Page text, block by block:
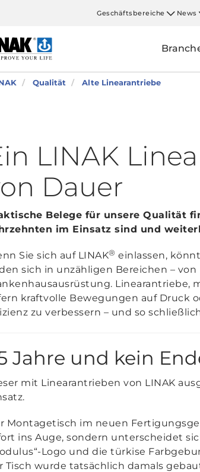
Geschäftsbereiche News
Qualität Alte Linearantriebe
LINAK
Dauer
Belege für unsere Qualität
im Einsatz sind und
Sie sich auf LINAK® einlassen,
sich in unzähligen Bereichen –
Linearantriebe,
kraftvolle Bewegungen auf Druck
zu verbessern – und so
Jahre und kein
mit Linearantrieben von LINAK
Montagetisch im neuen
ins Auge, sondern unterscheidet
Logo und die türkise
Tisch wurde tatsächlich damals